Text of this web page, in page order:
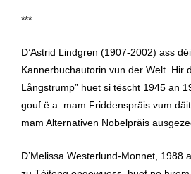
***
D’Astrid Lindgren (1907-2002) ass
Kannerbuchautorin vun der Welt. Hir
Långstrump” huet si tëscht 1945 an
gouf ë.a. mam Friddenspräis vum
mam Alternativen Nobelpräis
D’Melissa Westerlund-Monnet, 1988